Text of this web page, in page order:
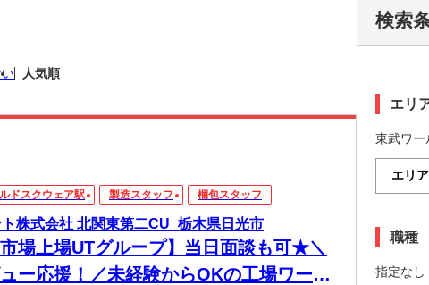
人気順
ドスクウェア駅 製造スタッフ 梱包スタッフ
株式会社 北関東第二CU_栃木県日光市
市場上場UTグループ】当日面談も可★＼
ー応援！／未経験からOKの工場ワー
検索
エリ
東武ワー
エリ
職種
指定なし